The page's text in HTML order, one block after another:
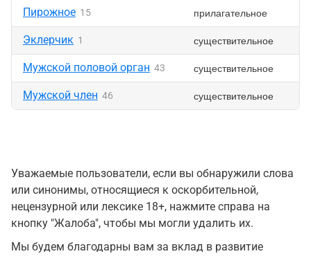
Пирожное 15 прилагательное
Эклерчик 1 существительное
Мужской половой орган 43 существительное
Мужской член 46 существительное
Уважаемые пользователи, если вы обнаружили слова
или синонимы, относящиеся к оскорбительной,
нецензурной или лексике 18+, нажмите справа на
кнопку "Жалоба", чтобы мы могли удалить их.
Мы будем благодарны вам за вклад в развитие